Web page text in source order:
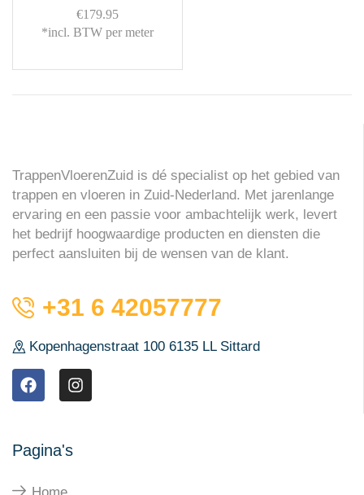
€179.95
*incl. BTW per meter
TrappenVloerenZuid is dé specialist op het gebied van
trappen en vloeren in Zuid-Nederland. Met jarenlange
ervaring en een passie voor ambachtelijk werk, levert
het bedrijf hoogwaardige producten en diensten die
perfect aansluiten bij de wensen van de klant.
+31 6 42057777
Kopenhagenstraat 100 6135 LL Sittard
Pagina's